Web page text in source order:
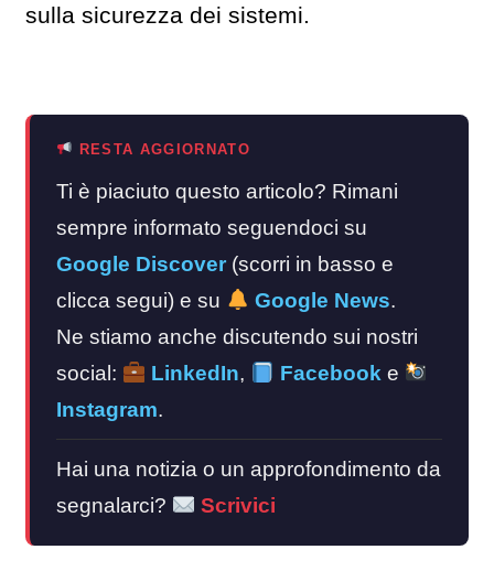
sulla sicurezza dei sistemi.
RESTA AGGIORNATO
Ti è piaciuto questo articolo? Rimani
sempre informato seguendoci su
Google Discover (scorri in basso e
clicca segui) e su
Google News.
Ne stiamo anche discutendo sui nostri
social:
LinkedIn, Facebook e
Instagram.
Hai una notizia o un approfondimento da
segnalarci?
Scrivici